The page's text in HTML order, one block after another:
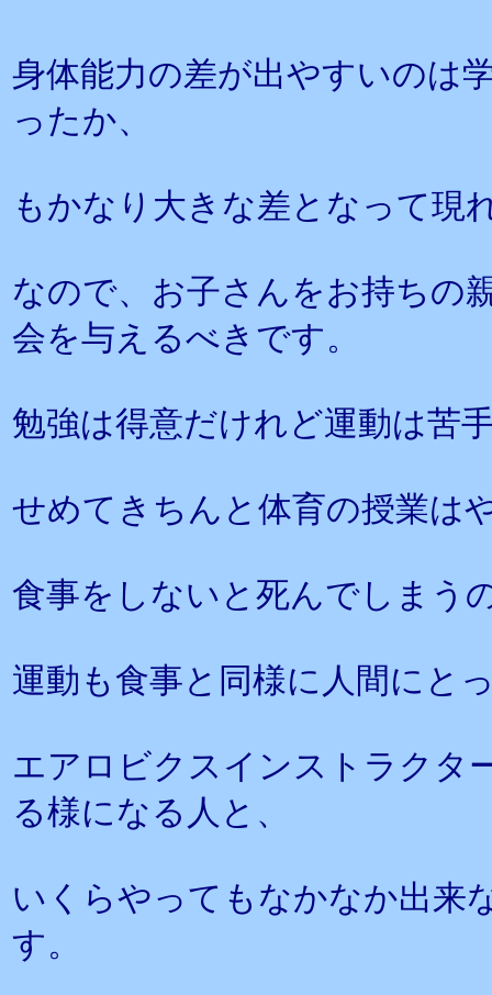
身体能力の差が出やすいのは
ったか、
もかなり大きな差となって現
なので、お子さんをお持ちの
会を与えるべきです。
勉強は得意だけれど運動は苦
せめてきちんと体育の授業は
食事をしないと死んでしまう
運動も食事と同様に人間にと
エアロビクスインストラクタ
る様になる人と、
いくらやってもなかなか出来
す。